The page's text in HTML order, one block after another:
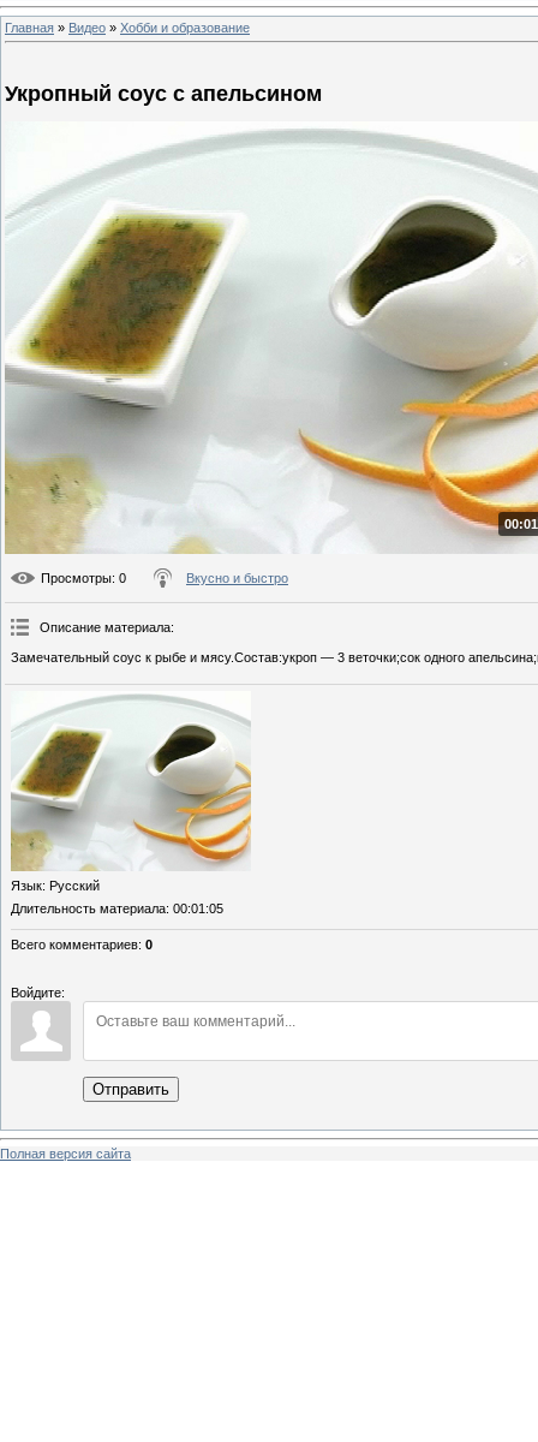
Главная » Видео » Хобби и образование
Укропный соус с апельсином
Просмотры: 0 Вкусно и быстро
Описание материала:
Замечательный соус к рыбе и мясу.Состав:укроп — 3 веточки;сок одного
Язык: Русский
Длительность материала: 00:01:05
Всего комментариев: 0
Войдите:
Отправить
Полная версия сайта